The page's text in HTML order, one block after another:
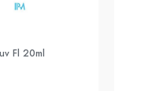
Fl 20ml